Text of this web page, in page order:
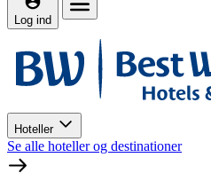
Log ind
Hoteller
Se alle hoteller og destinationer